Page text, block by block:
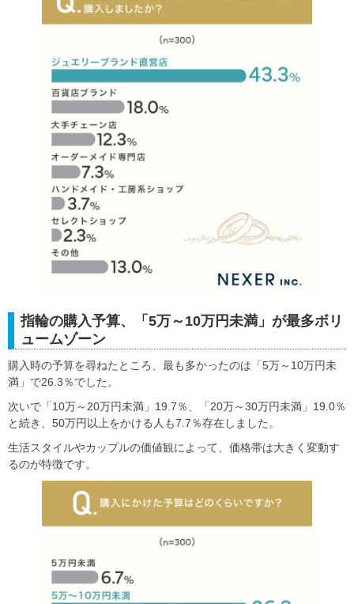
指輪の購入予算、「5万～10万円未満」が最多ボリ
ュームゾーン
購入時の予算を尋ねたところ、最も多かったのは「5万～10万円未
満」で26.3％でした。
次いで「10万～20万円未満」19.7％、「20万～30万円未満」19.0％
と続き、50万円以上をかける人も7.7％存在しました。
生活スタイルやカップルの価値観によって、価格帯は大きく変動す
るのが特徴です。